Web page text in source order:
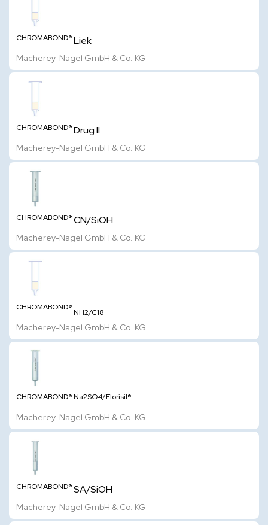
CHROMABOND®Liek
Macherey-Nagel GmbH & Co. KG
CHROMABOND®Drug II
Macherey-Nagel GmbH & Co. KG
CHROMABOND®CN/SiOH
Macherey-Nagel GmbH & Co. KG
CHROMABOND®
NH2/C18
Macherey-Nagel GmbH & Co. KG
CHROMABOND®Na2SO4/Florisil®
Macherey-Nagel GmbH & Co. KG
CHROMABOND®SA/SiOH
Macherey-Nagel GmbH & Co. KG